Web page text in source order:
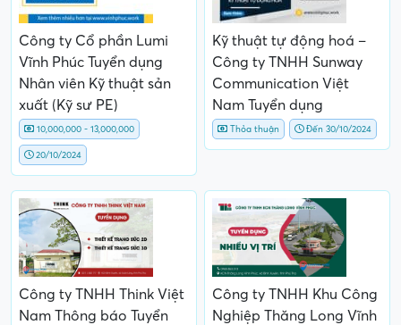
Công ty Cổ phần Lumi
Vĩnh Phúc Tuyển dụng
Nhân viên Kỹ thuật sản
xuất (Kỹ sư PE)
10,000,000 - 13,000,000
20/10/2024
Kỹ thuật tự động hoá –
Công ty TNHH Sunway
Communication Việt
Nam Tuyển dụng
Thỏa thuận Đến 30/10/2024
Công ty TNHH Think Việt
Nam Thông báo Tuyển
Công ty TNHH Khu Công
Nghiệp Thăng Long Vĩnh